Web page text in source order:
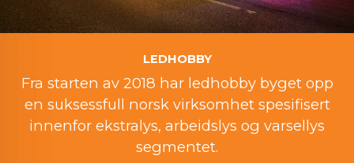
LEDHOBBY
Fra starten av 2018 har ledhobby byget opp
en suksessfull norsk virksomhet spesifisert
innenfor ekstralys, arbeidslys og varsellys
segmentet.